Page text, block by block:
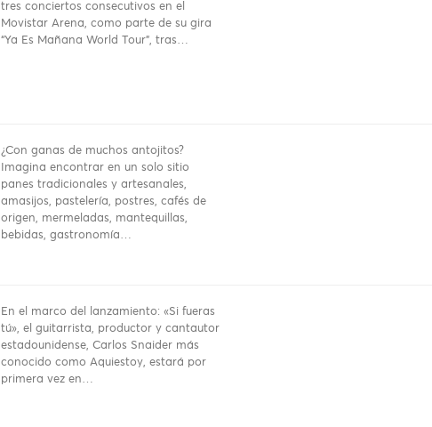
tres conciertos consecutivos en el
Movistar Arena, como parte de su gira
“Ya Es Mañana World Tour”, tras…
¿Con ganas de muchos antojitos?
Imagina encontrar en un solo sitio
panes tradicionales y artesanales,
amasijos, pastelería, postres, cafés de
origen, mermeladas, mantequillas,
bebidas, gastronomía…
En el marco del lanzamiento: «Si fueras
tú», el guitarrista, productor y cantautor
estadounidense, Carlos Snaider más
conocido como Aquiestoy, estará por
primera vez en…